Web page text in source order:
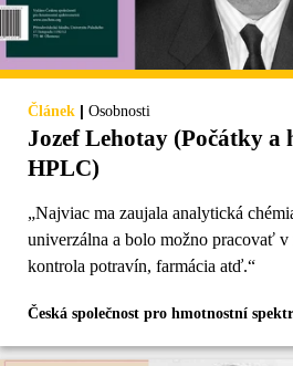
Článek | Osobnosti
Jozef Lehotay (Počátky a
HPLC)
„Najviac ma zaujala analytická
univerzálna a bolo možno pracovať v
kontrola potravín, farmácia atď.“
Česká společnost pro hmotnostní